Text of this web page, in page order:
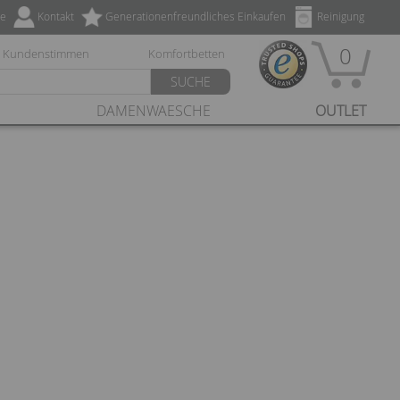
Reinigung
Generationenfreundliches Einkaufen
Kontakt
Kundenstimmen Komfortbetten
SUCHE
0
DAMENWAESCHE OUTLET